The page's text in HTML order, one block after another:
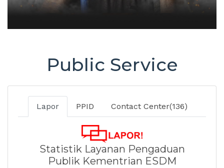
Public Service
Lapor PPID Contact Center(136)
Statistik Layanan Pengaduan
Publik Kementrian ESDM